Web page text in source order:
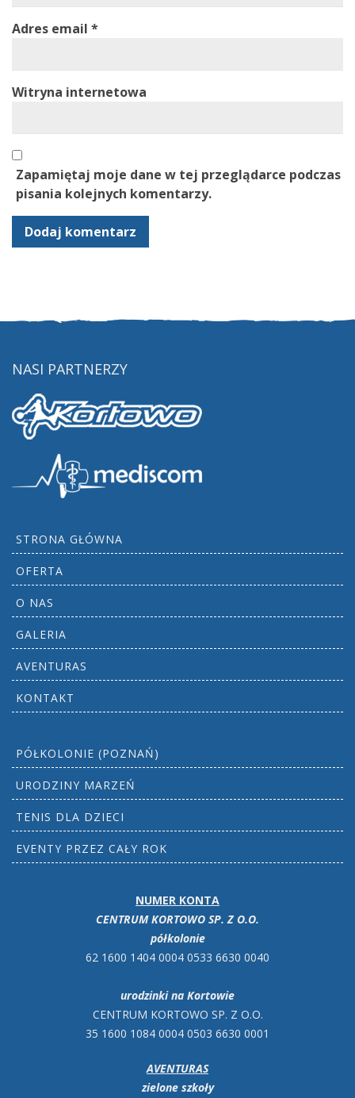
Adres email *
Witryna internetowa
Zapamiętaj moje dane w tej przeglądarce podczas
pisania kolejnych komentarzy.
NASI PARTNERZY
STRONA GŁÓWNA
OFERTA
O NAS
GALERIA
AVENTURAS
KONTAKT
PÓŁKOLONIE (POZNAŃ)
URODZINY MARZEŃ
TENIS DLA DZIECI
EVENTY PRZEZ CAŁY ROK
NUMER KONTA
CENTRUM KORTOWO SP. Z O.O.
półkolonie
62 1600 1404 0004 0533 6630 0040
urodzinki na Kortowie
CENTRUM KORTOWO SP. Z O.O.
35 1600 1084 0004 0503 6630 0001
AVENTURAS
zielone szkoły